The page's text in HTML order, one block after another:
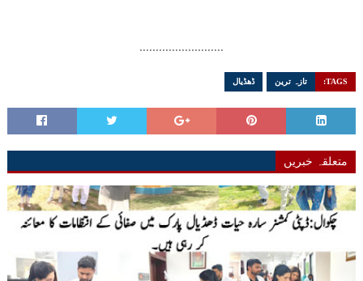
..........................
TAGS: تازہ ترین ڈھڈیال
متعلقہ خبریں